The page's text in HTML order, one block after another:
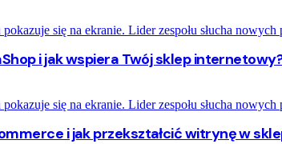
i jak wspiera Twój sklep
i jak przekształcić witrynę w